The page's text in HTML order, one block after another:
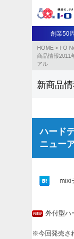
創業50
HOME > I-O
商品情報2011
アル
新商品
ハード
ニュー
mixi
外付型ハ
※今回発売さ